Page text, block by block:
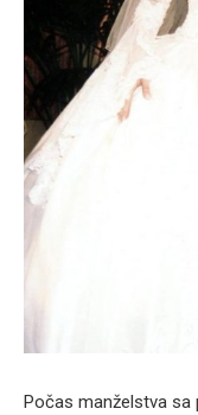
Počas manželstva sa